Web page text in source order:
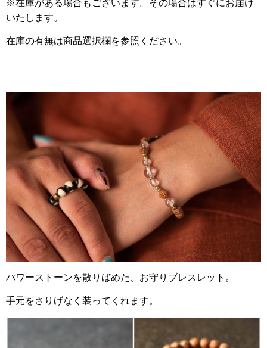
※在庫がある場合もございます。その場合はすぐにお届け
いたします。
在庫の有無は商品選択欄を参照ください。
パワーストーンを散りばめた、お守りブレスレット。
手元をさりげなく装ってくれます。